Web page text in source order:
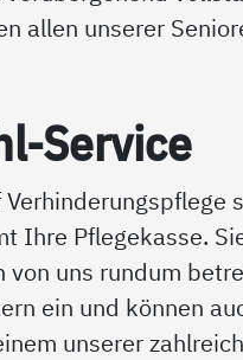
allen unserer
Ser­vice
Ihre Pflegekasse.
uns rundum
ein und können
unserer